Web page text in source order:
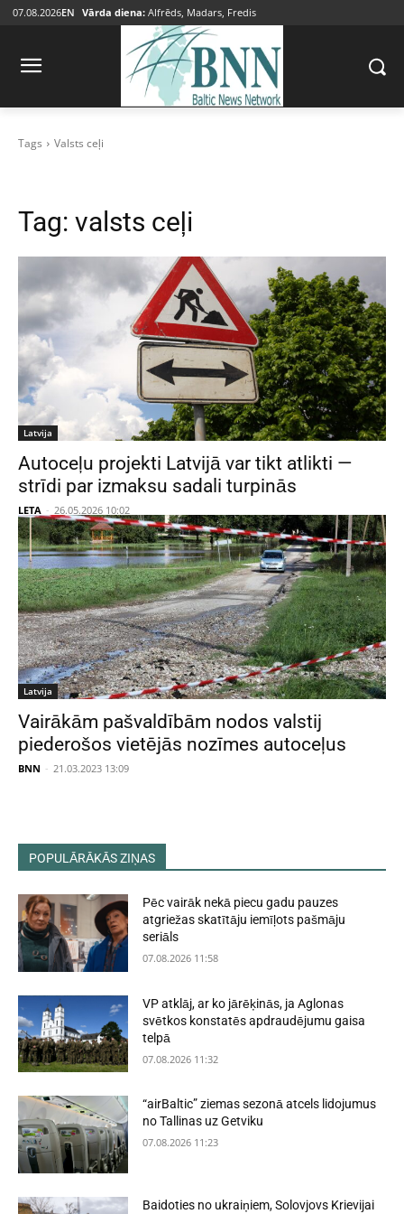
07.08.2026EN Vārda diena: Alfrēds, Madars, Fredis
Tags Valsts ceļi
Tag: valsts ceļi
Latvija
Autoceļu projekti Latvijā var tikt atlikti —
strīdi par izmaksu sadali turpinās
LETA - 26.05.2026 10:02
Latvija
Vairākām pašvaldībām nodos valstij
piederošos vietējās nozīmes autoceļus
BNN - 21.03.2023 13:09
POPULĀRĀKĀS ZIŅAS
Pēc vairāk nekā piecu gadu pauzes
atgriežas skatītāju iemīļots pašmāju
seriāls
07.08.2026 11:58
VP atklāj, ar ko jārēķinās, ja Aglonas
svētkos konstatēs apdraudējumu gaisa
telpā
07.08.2026 11:32
“airBaltic” ziemas sezonā atcels lidojumus
no Tallinas uz Getviku
07.08.2026 11:23
Baidoties no ukraiņiem, Solovjovs Krievijai